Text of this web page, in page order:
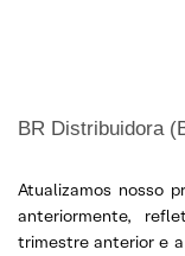
BR Distribuidora
Atualizamos nosso
anteriormente,
trimestre anterior e